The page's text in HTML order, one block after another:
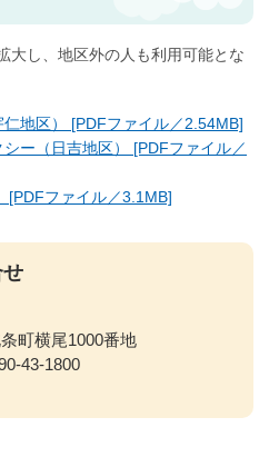
大し、地区外の人も利用可能とな
地区） [PDFファイル／2.54MB]
ー（日吉地区） [PDFファイル／
[PDFファイル／3.1MB]
町横尾1000番地
43-1800